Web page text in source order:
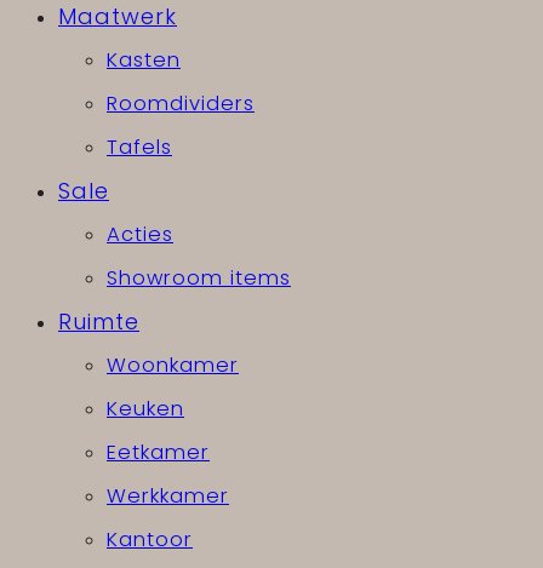
Maatwerk
Kasten
Roomdividers
Tafels
Sale
Acties
Showroom items
Ruimte
Woonkamer
Keuken
Eetkamer
Werkkamer
Kantoor